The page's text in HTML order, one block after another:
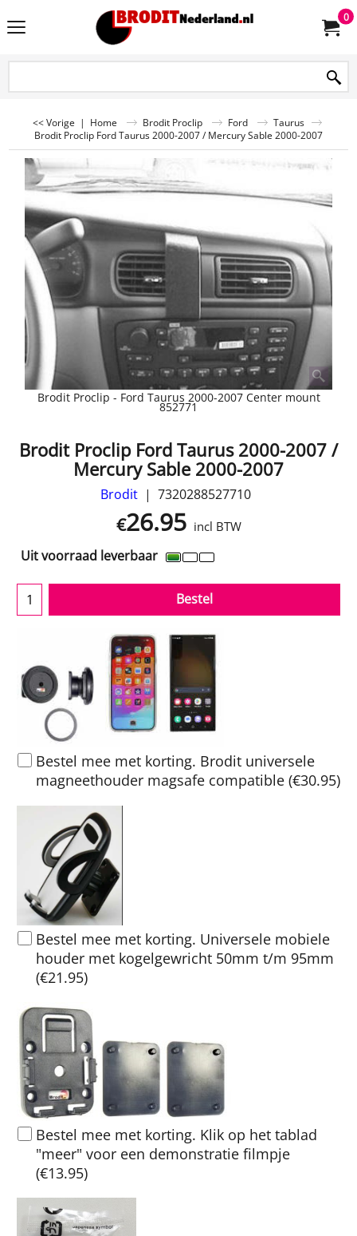
0
<< Vorige | Home Brodit Proclip Ford
Taurus
Brodit Proclip Ford Taurus 2000-2007 / Mercury Sable 2000-2007
Brodit Proclip - Ford Taurus 2000-2007 Center mount
852771
Brodit Proclip Ford Taurus 2000-2007 /
Mercury Sable 2000-2007
Brodit 7320288527710
€26.95 incl BTW
Uit voorraad leverbaar
Bestel
Bestel mee met korting. Brodit universele
magneethouder magsafe compatible (€30.95)
Bestel mee met korting. Universele mobiele
houder met kogelgewricht 50mm t/m 95mm
(€21.95)
Bestel mee met korting. Klik op het tablad
"meer" voor een demonstratie filmpje
(€13.95)